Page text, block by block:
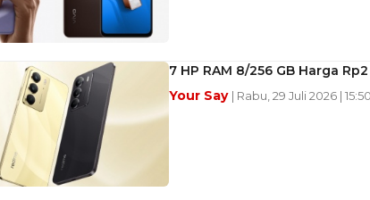
7 HP RAM 8/256 GB Harga
Your Say | Rabu, 29 Juli 2026 |